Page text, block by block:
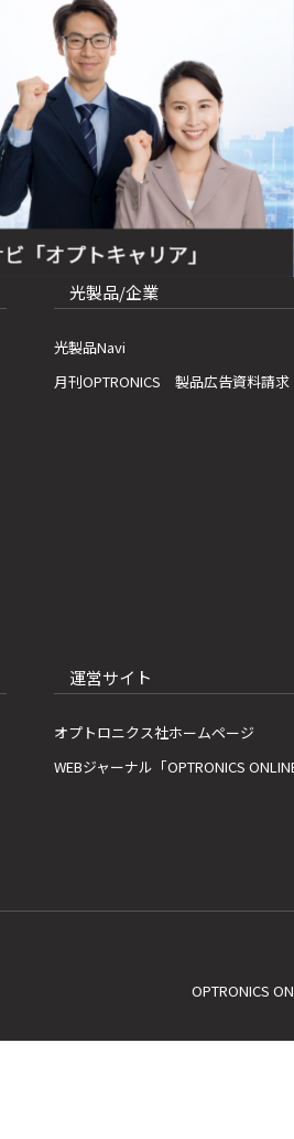
光製品/企業
光製品Navi
月刊OPTRONICS 製品広告資料請求
運営サイト
オプトロニクス社ホームページ
WEBジャーナル「OPTRONICS
OPTRONICS